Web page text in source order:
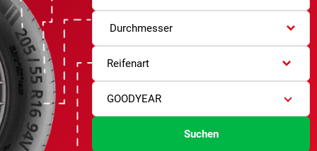
Durchmesser
Reifenart
GOODYEAR
Suchen